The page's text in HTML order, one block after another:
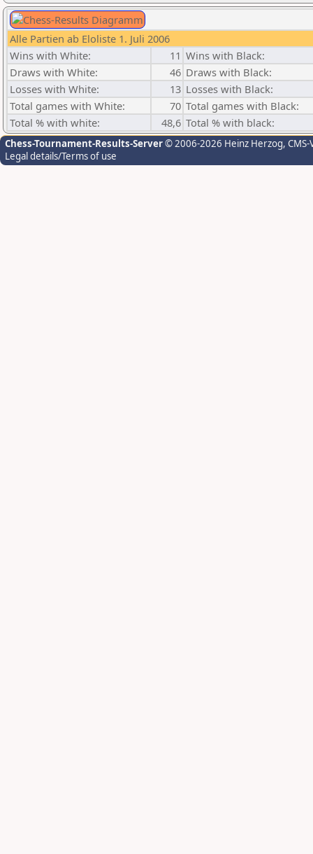
Alle Partien ab Eloliste 1. Juli 2006
Wins with White:
11 Wins with Black:
Draws with White:
46 Draws with Black:
Losses with White:
13 Losses with Black:
Total games with White:
70 Total games with Black:
Total % with white:
48,6 Total % with black:
Chess-Tournament-Results-Server© 2006-2026 Heinz Herzog,
Legal details/Terms of use